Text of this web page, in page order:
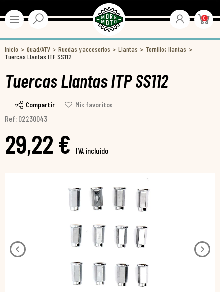
0
Inicio Quad/ATV Ruedas y accesorios Llantas
Tornillos llantas
Tuercas Llantas ITP SS112
Tuercas Llantas ITP SS112
Compartir
Mis favoritos
Ref: 02230043
29,22 € IVA incluido